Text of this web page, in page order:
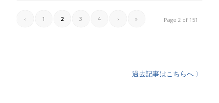
Page 2 of 151
‹ 1 2 3 4 › »
過去記事はこちらへ 〉